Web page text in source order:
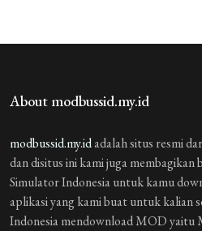
About modbussid.my.id
modbussid.my.idadalah situs resmi
dan disitus ini kami juga
Simulator Indonesia untuk kamu
aplikasi yang kami buat untuk kalian
Indonesia mendownload MOD